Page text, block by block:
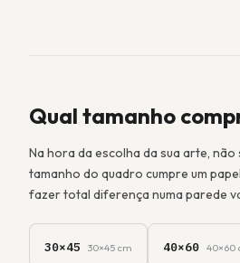
Qual tamanho
Na hora da escolha da sua arte,
tamanho do quadro cumpre um
fazer total diferença numa parede
30×45 30×45 cm 40×60 40×60